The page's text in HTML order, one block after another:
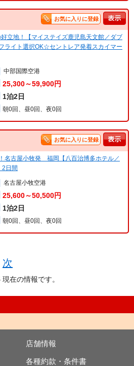
お気に入りに登録
立地！【マイステイズ鹿児島天文館／ダブ
ライト選択OK☆セントレア発着スカイマー
中部国際空港
25,300～59,900円
1泊2日
朝0回、昼0回、夜0回
お気に入りに登録
名古屋小牧発 福岡【八百治博多ホテル／
日間
名古屋小牧空港
25,600～50,500円
1泊2日
朝0回、昼0回、夜0回
次
在の情報です。
店舗情報
各種約款・条件書